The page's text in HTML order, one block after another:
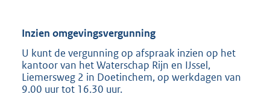
Inzien omgevingsvergunning
U kunt de vergunning op afspraak inzien op het
kantoor van het Waterschap Rijn en IJssel,
Liemersweg 2 in Doetinchem, op werkdagen van
9.00 uur tot 16.30 uur.